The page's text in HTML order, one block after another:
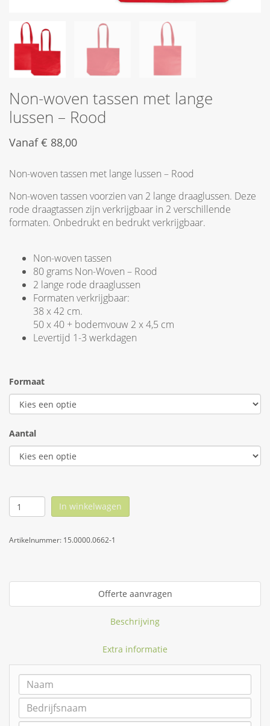
Non-woven tassen met lange
lussen – Rood
Vanaf€ 88,00
Non-woven tassen met lange lussen – Rood
Non-woven tassen voorzien van 2 lange draaglussen. Deze
rode draagtassen zijn verkrijgbaar in 2 verschillende
formaten. Onbedrukt en bedrukt verkrijgbaar.
Non-woven tassen
80 grams Non-Woven – Rood
2 lange rode draaglussen
Formaten verkrijgbaar:
38 x 42 cm.
50 x 40 + bodemvouw 2 x 4,5 cm
Levertijd 1-3 werkdagen
Formaat
Aantal
In winkelwagen
Artikelnummer: 15.0000.0662-1
Offerte aanvragen
Beschrijving
Extra informatie